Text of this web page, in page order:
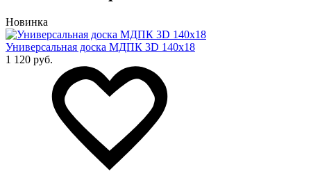
Новинка
Универсальная доска МДПК 3D 140x18
1 120 руб.